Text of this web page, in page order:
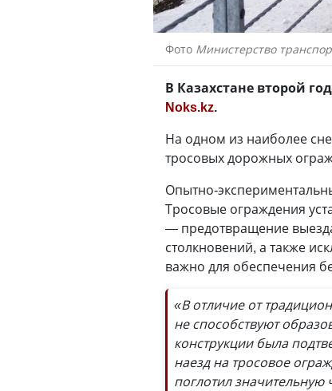
Фото Министерство
В Казахстане второй
Noks.kz.
На одном из наиболее
тросовых дорожных
Опытно-
Тросовые ограждения
— предотвращение
столкновений, а также
важно для обеспечения
«В отличие от
не способствуют
конструкции была
наезд на тросовое
поглотил значительную